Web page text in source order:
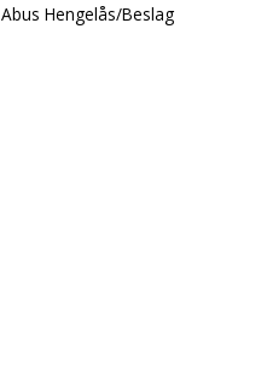
Abus Hengelås/Beslag